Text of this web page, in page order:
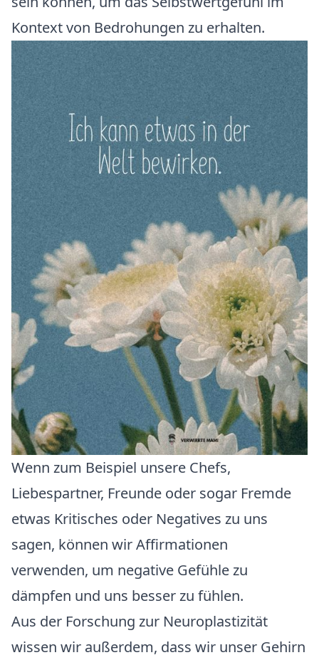
Kontext von Bedrohungen zu erhalten.
Wenn zum Beispiel unsere Chefs,
Liebespartner, Freunde oder sogar Fremde
etwas Kritisches oder Negatives zu uns
sagen, können wir Affirmationen
verwenden, um negative Gefühle zu
dämpfen und uns besser zu fühlen.
Aus der Forschung zur Neuroplastizität
wissen wir außerdem, dass wir unser Gehirn